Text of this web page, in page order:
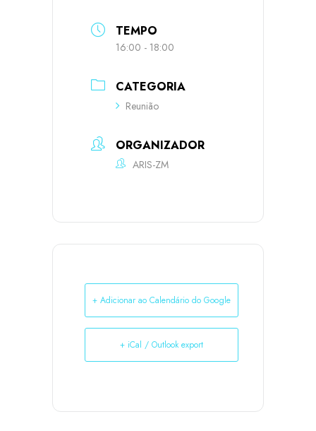
TEMPO
16:00 - 18:00
CATEGORIA
Reunião
ORGANIZADOR
ARIS-ZM
+ Adicionar ao Calendário do Google
+ iCal / Outlook export